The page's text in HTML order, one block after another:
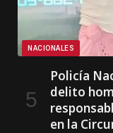
NACIONALES
Policía
delito
en la